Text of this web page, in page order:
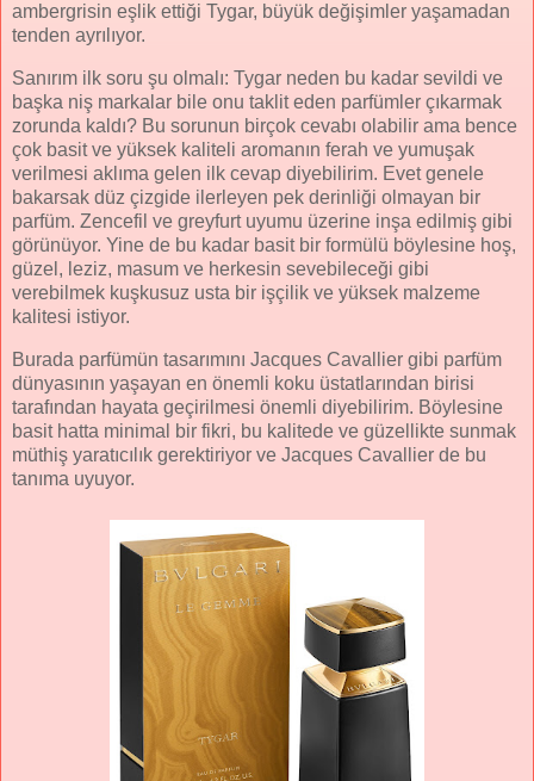
ambergrisin eşlik ettiği Tygar, büyük değişimler yaşamadan
tenden ayrılıyor.
Sanırım ilk soru şu olmalı: Tygar neden bu kadar sevildi ve
başka niş markalar bile onu taklit eden parfümler çıkarmak
zorunda kaldı? Bu sorunun birçok cevabı olabilir ama bence
çok basit ve yüksek kaliteli aromanın ferah ve yumuşak
verilmesi aklıma gelen ilk cevap diyebilirim. Evet genele
bakarsak düz çizgide ilerleyen pek derinliği olmayan bir
parfüm. Zencefil ve greyfurt uyumu üzerine inşa edilmiş gibi
görünüyor. Yine de bu kadar basit bir formülü böylesine hoş,
güzel, leziz, masum ve herkesin sevebileceği gibi
verebilmek kuşkusuz usta bir işçilik ve yüksek malzeme
kalitesi istiyor.
Burada parfümün tasarımını Jacques Cavallier gibi parfüm
dünyasının yaşayan en önemli koku üstatlarından birisi
tarafından hayata geçirilmesi önemli diyebilirim. Böylesine
basit hatta minimal bir fikri, bu kalitede ve güzellikte sunmak
müthiş yaratıcılık gerektiriyor ve Jacques Cavallier de bu
tanıma uyuyor.